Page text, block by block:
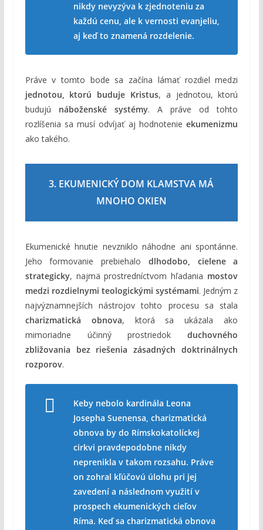
nikdy nevyzýva k zjednoteniu za
každú cenu, ale k vernosti evanjeliu,
aj keď to znamená rozdelenie.
Práve v tomto bode sa začína lámať rozdiel medzi
jednotou, ktorú buduje Kristus, a jednotou, ktorú
budujú náboženské systémy. A práve od tohto
rozlíšenia sa musí odvíjať aj hodnotenieekumenizmu
ako takého.
3. EKUMENICKÝ DOM KLAMSTVA MÁ
MNOHO OKIEN
Ekumenické hnutie nevzniklo náhodne ani spontánne.
Jeho formovanie prebiehalo dlhodobo, cielene a
strategicky, najmä prostredníctvom hľadania mostov
medzi rozdielnymi teologickými systémami. Jedným z
najvýznamnejších nástrojov tohto procesu sa stala
charizmatická obnova, ktorá sa ukázala ako
mimoriadne účinný prostriedokduchovného
zbližovania bez riešenia zásadných doktrinálnych
rozporov.
Keby nebolo kardinála Leona
Josepha Suenensa, charizmatická
obnova by do Rímskokatolíckej
cirkvi pravdepodobne nikdy
neprenikla v takom rozsahu. Práve
on zohral kľúčovú úlohu pri jej
zavedení a následnom využití v
prospech ekumenických cieľov
Ríma. Keď sa charizmatická obnova